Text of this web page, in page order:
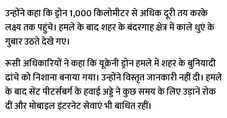
उन्होंने कहा कि ड्रोन 1,000 किलोमीटर से अधिक दूरी तय करके
लक्ष्य तक पहुंचे। हमले के बाद शहर के बंदरगाह क्षेत्र में काले धुएं के
गुबार उठते देखे गए।
रूसी अधिकारियों ने कहा कि यूक्रेनी ड्रोन हमले में शहर के बुनियादी
ढांचे को निशाना बनाया गया। उन्होंने विस्तृत जानकारी नहीं दी। हमले
के बाद सेंट पीटर्सबर्ग के हवाई अड्डे ने कुछ समय के लिए उड़ानें रोक
दीं और मोबाइल इंटरनेट सेवाएं भी बाधित रहीं।